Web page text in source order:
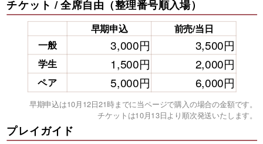
チケット / 全席自由（整理番号順入場）
早期申込
前売/当日
一般
3,000円 3,500円
学生 1,500円 2,000円
ペア 5,000円 6,000円
早期申込は10月12日21時までに当ページで購入の場合の金額です。
チケットは10月13日より順次発送いたします。
プレイガイド